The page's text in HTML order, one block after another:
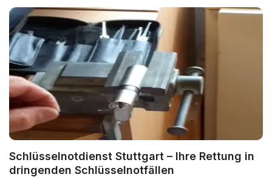
Schlüsselnotdienst Stuttgart – Ihre Rettung in
dringenden Schlüsselnotfällen